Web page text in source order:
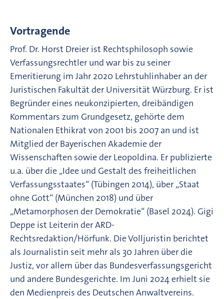
Vortragende
Prof. Dr. Horst Dreier ist Rechtsphilosoph sowie
Verfassungsrechtler und war bis zu seiner
Emeritierung im Jahr 2020 Lehrstuhlinhaber an der
Juristischen Fakultät der Universität Würzburg. Er ist
Begründer eines neukonzipierten, dreibändigen
Kommentars zum Grundgesetz, gehörte dem
Nationalen Ethikrat von 2001 bis 2007 an und ist
Mitglied der Bayerischen Akademie der
Wissenschaften sowie der Leopoldina. Er publizierte
u.a. über die „Idee und Gestalt des freiheitlichen
Verfassungsstaates“ (Tübingen 2014), über „Staat
ohne Gott“ (München 2018) und über
„Metamorphosen der Demokratie“ (Basel 2024). Gigi
Deppe ist Leiterin der ARD-
Rechtsredaktion/Hörfunk. Die Volljuristin berichtet
als Journalistin seit mehr als 30 Jahren über die
Justiz, vor allem über das Bundesverfassungsgericht
und andere Bundesgerichte. Im Juni 2024 erhielt sie
den Medienpreis des Deutschen Anwaltvereins.